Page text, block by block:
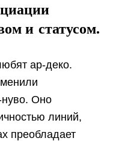
и статусом.
ар-деко.
Оно
линий,
преобладает